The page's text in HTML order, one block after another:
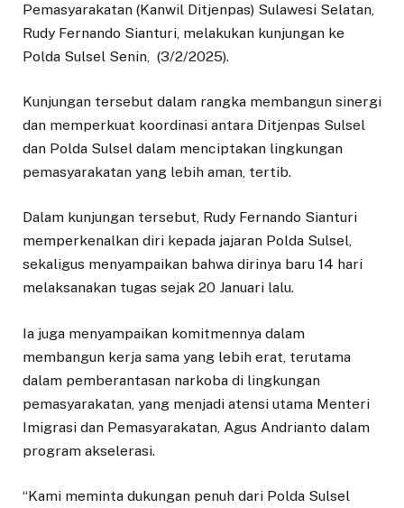
Pemasyarakatan (Kanwil Ditjenpas) Sulawesi Selatan,
Rudy Fernando Sianturi, melakukan kunjungan ke
Polda Sulsel Senin, (3/2/2025).
Kunjungan tersebut dalam rangka membangun sinergi
dan memperkuat koordinasi antara Ditjenpas Sulsel
dan Polda Sulsel dalam menciptakan lingkungan
pemasyarakatan yang lebih aman, tertib.
Dalam kunjungan tersebut, Rudy Fernando Sianturi
memperkenalkan diri kepada jajaran Polda Sulsel,
sekaligus menyampaikan bahwa dirinya baru 14 hari
melaksanakan tugas sejak 20 Januari lalu.
Ia juga menyampaikan komitmennya dalam
membangun kerja sama yang lebih erat, terutama
dalam pemberantasan narkoba di lingkungan
pemasyarakatan, yang menjadi atensi utama Menteri
Imigrasi dan Pemasyarakatan, Agus Andrianto dalam
program akselerasi.
“Kami meminta dukungan penuh dari Polda Sulsel